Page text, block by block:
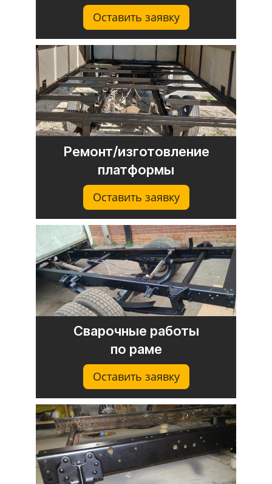
Оставить заявку
Ремонт/изготовление
платформы
Оставить заявку
Сварочные работы
по раме
Оставить заявку